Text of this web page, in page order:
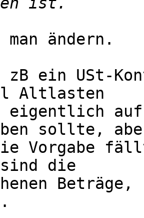
man ändern.
zB ein USt-
Altlasten
auf
sollte,
Vorgabe
die